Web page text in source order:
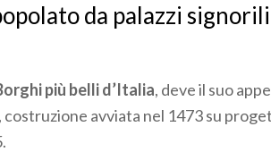
da palazzi
più belli d’Italia, deve il suo
costruzione avviata nel 1473 su